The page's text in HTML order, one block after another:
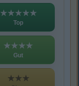
★★★★★
Top
★★★★
Gut
★★★